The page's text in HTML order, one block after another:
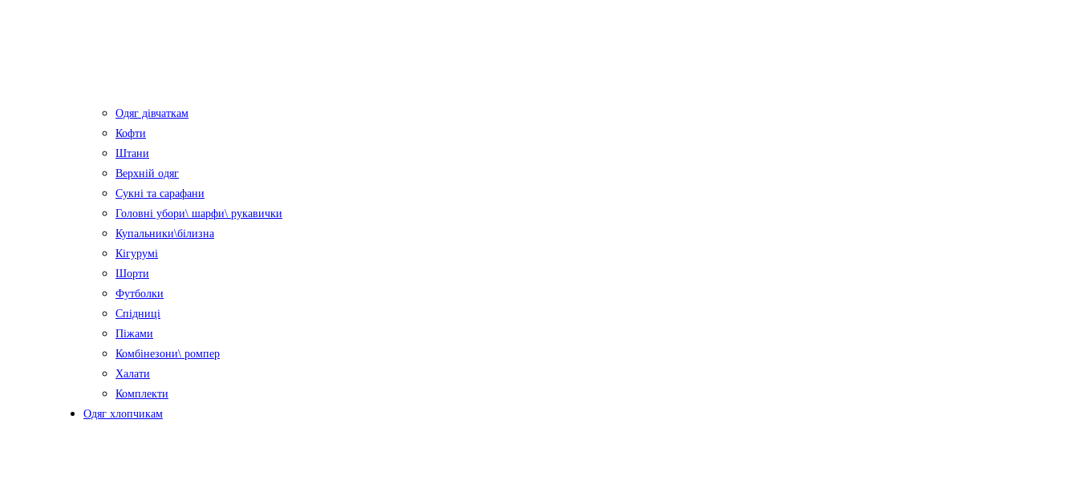
Одяг дівчаткам
Кофти
Штани
Верхній одяг
Сукні та сарафани
Головні убори\ шарфи\ рукавички
Купальники\білизна
Кігурумі
Шорти
Футболки
Спідниці
Піжами
Комбінезони\ ромпер
Халати
Комплекти
Одяг хлопчикам